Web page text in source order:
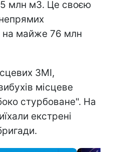
млн м3. Це своєю
на майже 76 млн
ЗМІ,
місцеве
стурбоване". На
екстрені